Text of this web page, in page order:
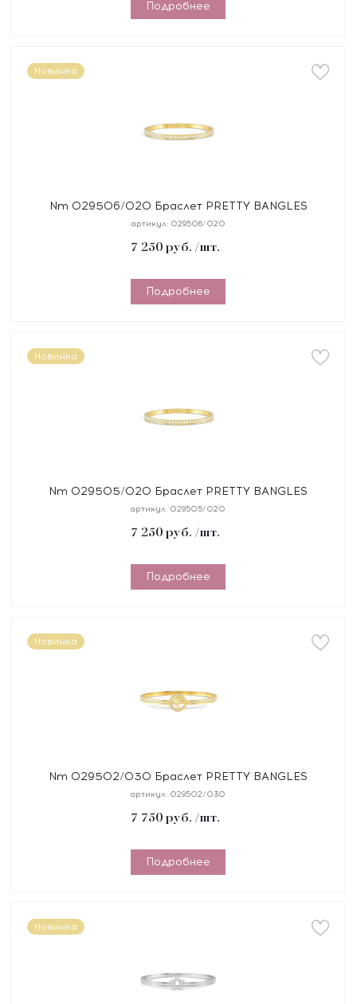
Подробнее
Новинка
Nm 029506/020 Браслет PRETTY BANGLES
размер 19 см, сталь, цирконы белые, покрытие
артикул: 029506/020
7 250 руб. /шт.
Подробнее
Новинка
Nm 029505/020 Браслет PRETTY BANGLES
размер 17 см, сталь, цирконы белые, покрытие
артикул: 029505/020
7 250 руб. /шт.
Подробнее
Новинка
Nm 029502/030 Браслет PRETTY BANGLES
"ДЕРЕВО ЖИЗНИ" размер 19 см, сталь, цирконы,
артикул: 029502/030
7 750 руб. /шт.
Подробнее
Новинка